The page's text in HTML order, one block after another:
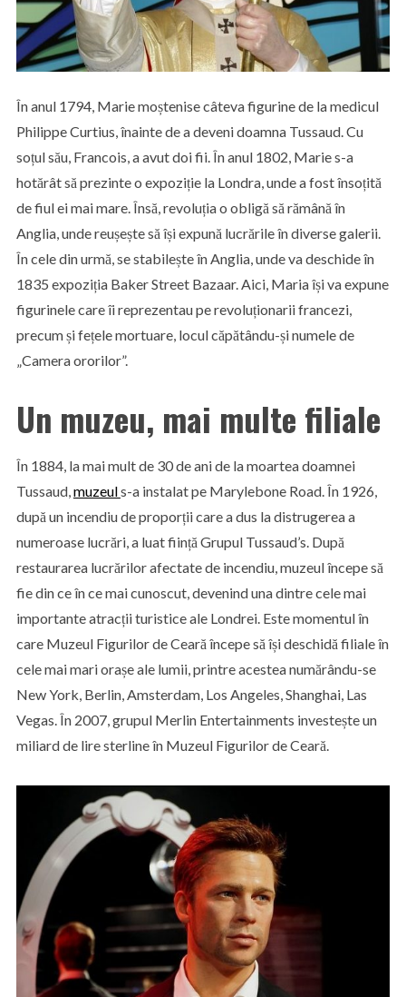
În anul 1794, Marie moștenise câteva figurine de la medicul
Philippe Curtius, înainte de a deveni doamna Tussaud. Cu
soțul său, Francois, a avut doi fii. În anul 1802, Marie s-a
hotărât să prezinte o expoziție la Londra, unde a fost însoțită
de fiul ei mai mare. Însă, revoluția o obligă să rămână în
Anglia, unde reușește să își expună lucrările în diverse galerii.
În cele din urmă, se stabilește în Anglia, unde va deschide în
1835 expoziția Baker Street Bazaar. Aici, Maria își va expune
figurinele care îi reprezentau pe revoluționarii francezi,
precum și fețele mortuare, locul căpătându-și numele de
„Camera ororilor”.
Un muzeu, mai multe filiale
În 1884, la mai mult de 30 de ani de la moartea doamnei
Tussaud, muzeuls-a instalat pe Marylebone Road. În 1926,
după un incendiu de proporții care a dus la distrugerea a
numeroase lucrări, a luat ființă Grupul Tussaud’s. După
restaurarea lucrărilor afectate de incendiu, muzeul începe să
fie din ce în ce mai cunoscut, devenind una dintre cele mai
importante atracții turistice ale Londrei. Este momentul în
care Muzeul Figurilor de Ceară începe să își deschidă filiale în
cele mai mari orașe ale lumii, printre acestea numărându-se
New York, Berlin, Amsterdam, Los Angeles, Shanghai, Las
Vegas. În 2007, grupul Merlin Entertainments investește un
miliard de lire sterline în Muzeul Figurilor de Ceară.